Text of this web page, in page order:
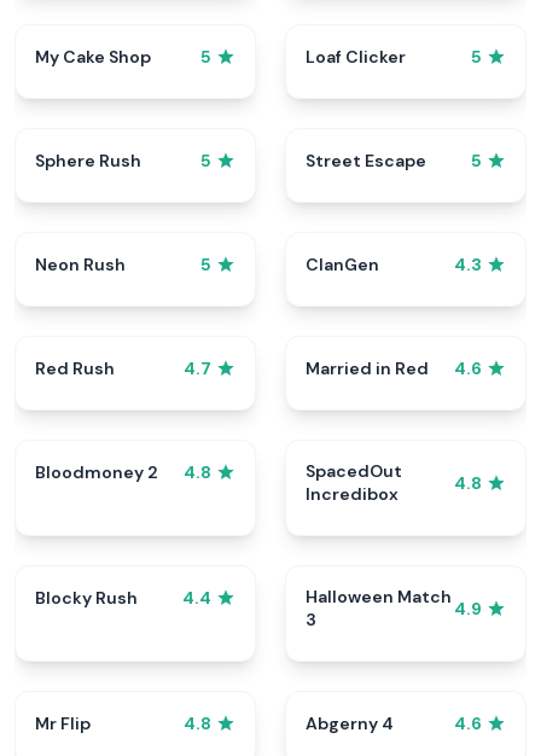
My Cake Shop 5 Loaf Clicker 5
Sphere Rush 5 Street Escape 5
Neon Rush 5 ClanGen 4.3
Red Rush 4.7 Married in Red 4.6
Bloodmoney 2 4.8
SpacedOut
Incredibox
4.8
Blocky Rush 4.4
Halloween Match
3
4.9
Mr Flip 4.8 Abgerny 4 4.6